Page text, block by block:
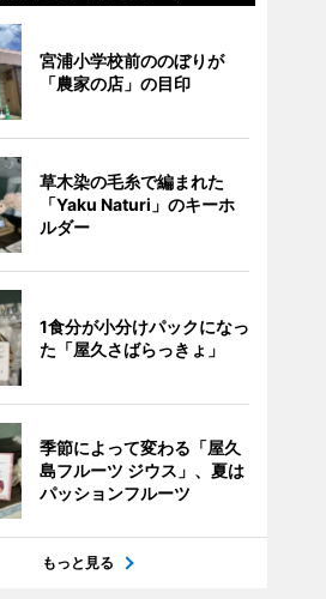
宮浦小学校前ののぼりが
「農家の店」の目印
草木染の毛糸で編まれた
「Yaku Naturi」のキーホ
ルダー
1食分が小分けパックになっ
た「屋久さばらっきょ」
季節によって変わる「屋久
島フルーツ ジウス」、夏は
パッションフルーツ
もっと見る